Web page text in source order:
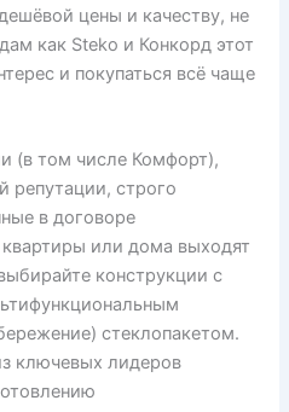
цены и качеству, не
как Steko и Конкорд этот
и покупаться всё чаще
(в том числе Комфорт),
репутации, строго
в договоре
квартиры или дома выходят
конструкции с
стеклопакетом.
ключевых лидеров